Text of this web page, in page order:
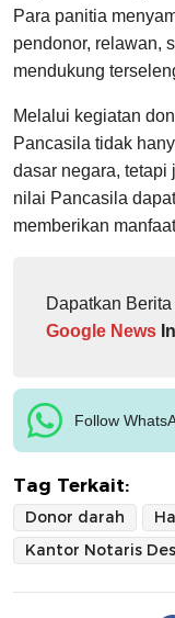
Para panitia
pendonor, relawan,
mendukung
Melalui kegiatan
Pancasila tidak
dasar negara,
nilai Pancasila
memberikan
Dapatkan
Google News
Follow
Tag Terkait:
Donor darah